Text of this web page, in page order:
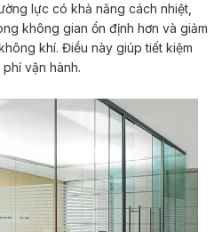
lực có khả năng cách nhiệt,
không gian ổn định hơn và giảm
khí. Điều này giúp tiết kiệm
vận hành.